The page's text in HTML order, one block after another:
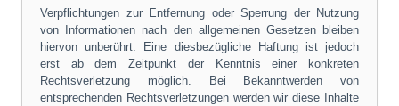
Verpflichtungen zur Entfernung oder Sperrung der Nutzung
von Informationen nach den allgemeinen Gesetzen bleiben
hiervon unberührt. Eine diesbezügliche Haftung ist jedoch
erst ab dem Zeitpunkt der Kenntnis einer konkreten
Rechtsverletzung möglich. Bei Bekanntwerden von
entsprechenden Rechtsverletzungen werden wir diese Inhalte